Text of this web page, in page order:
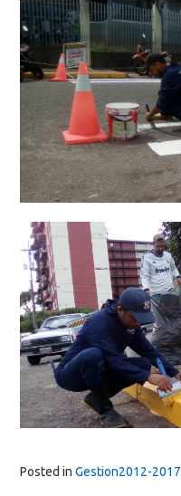
Posted in Gestion2012-2017